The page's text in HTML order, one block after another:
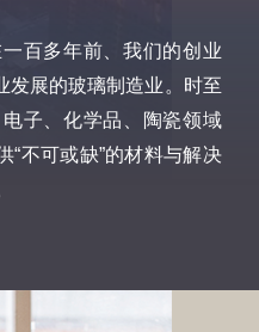
百多年前、我们的创业
发展的玻璃制造业。时至
子、化学品、陶瓷领域
“不可或缺”的材料与解决